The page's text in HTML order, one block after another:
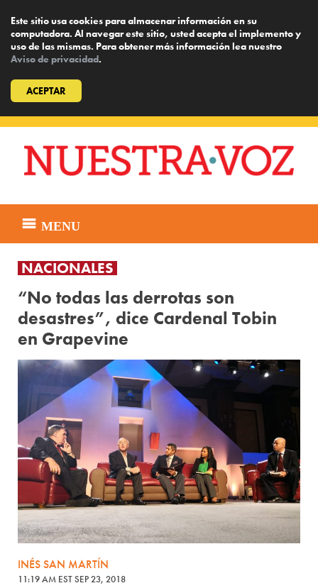
Este sitio usa cookies para almacenar información en su
computadora. Al navegar este sitio, usted acepta el implemento y
uso de las mismas. Para obtener más información lea nuestro
Aviso de privacidad.
ACEPTAR
content
MENU
NACIONALES
“No todas las derrotas son
desastres”, dice Cardenal Tobin
en Grapevine
INÉS SAN MARTÍN
11:19 AM EST SEP 23, 2018